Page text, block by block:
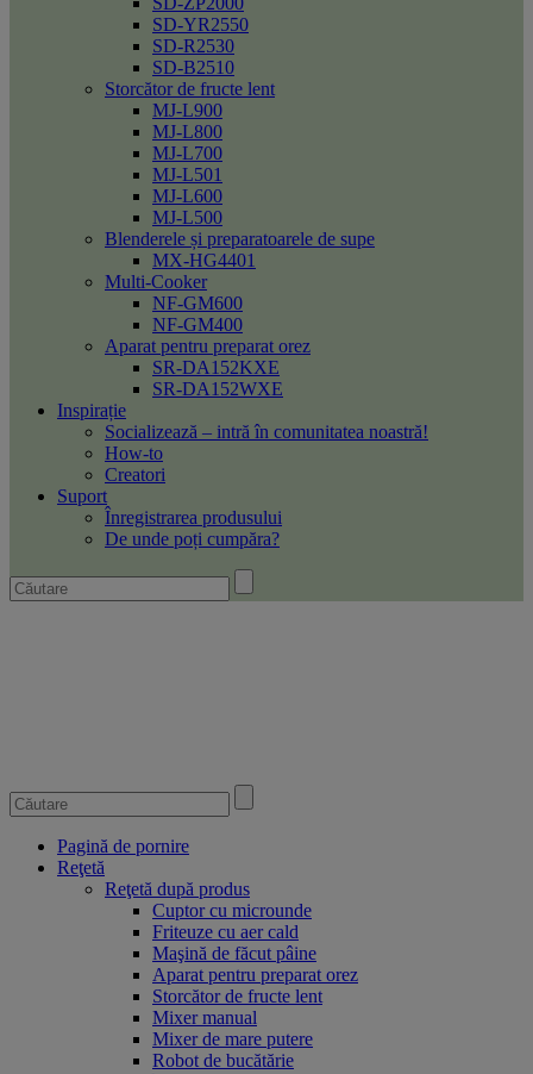
SD-YR2550
SD-R2530
SD-B2510
Storcător de fructe lent
MJ-L900
MJ-L800
MJ-L700
MJ-L501
MJ-L600
MJ-L500
Blenderele și preparatoarele de supe
MX-HG4401
Multi-Cooker
NF-GM600
NF-GM400
Aparat pentru preparat orez
SR-DA152KXE
SR-DA152WXE
Inspirație
Socializează – intră în comunitatea noastră!
How-to
Creatori
Suport
Înregistrarea produsului
De unde poți cumpăra?
Pagină de pornire
Reţetă
Reţetă după produs
Cuptor cu microunde
Friteuze cu aer cald
Maşină de făcut pâine
Aparat pentru preparat orez
Storcător de fructe lent
Mixer manual
Mixer de mare putere
Robot de bucătărie